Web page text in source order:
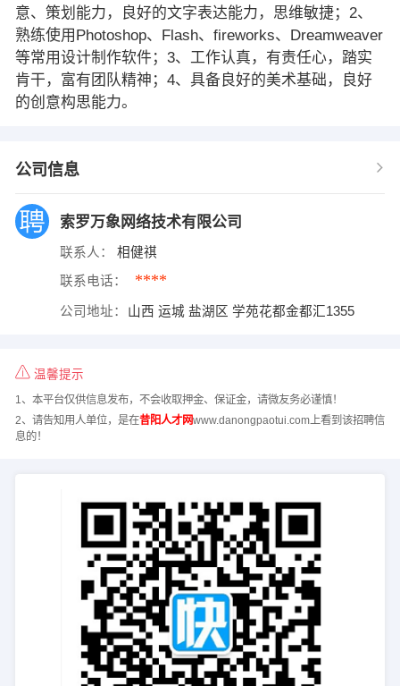
意、策划能力，良好的文字表达能力，思维敏捷；2、
熟练使用Photoshop、Flash、fireworks、Dreamweaver
等常用设计制作软件；3、工作认真，有责任心，踏实
肯干，富有团队精神；4、具备良好的美术基础，良好
的创意构思能力。
公司信息
索罗万象网络技术有限公司
联系人： 相健祺
联系电话： ****
公司地址： 山西 运城 盐湖区 学苑花都金都汇1355
温馨提示
1、本平台仅供信息发布，不会收取押金、保证金，请微友务必谨慎！
2、请告知用人单位，是在昔阳人才网www.danongpaotui.com上看到该招聘信
息的！